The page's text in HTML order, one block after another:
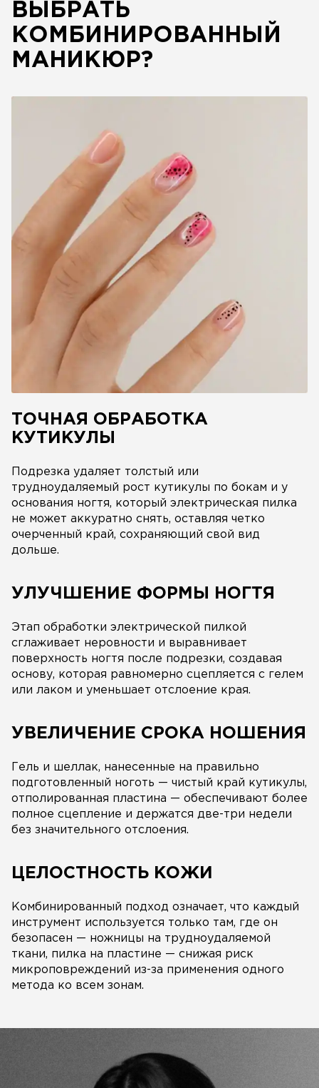
ВЫБРАТЬ
КОМБИНИРОВАННЫЙ
МАНИКЮР?
ТОЧНАЯ ОБРАБОТКА
КУТИКУЛЫ
Подрезка удаляет толстый или
трудноудаляемый рост кутикулы по бокам и у
основания ногтя, который электрическая пилка
не может аккуратно снять, оставляя четко
очерченный край, сохраняющий свой вид
дольше.
УЛУЧШЕНИЕ ФОРМЫ НОГТЯ
Этап обработки электрической пилкой
сглаживает неровности и выравнивает
поверхность ногтя после подрезки, создавая
основу, которая равномерно сцепляется с гелем
или лаком и уменьшает отслоение края.
УВЕЛИЧЕНИЕ СРОКА НОШЕНИЯ
Гель и шеллак, нанесенные на правильно
подготовленный ноготь — чистый край кутикулы,
отполированная пластина — обеспечивают более
полное сцепление и держатся две-три недели
без значительного отслоения.
ЦЕЛОСТНОСТЬ КОЖИ
Комбинированный подход означает, что каждый
инструмент используется только там, где он
безопасен — ножницы на трудноудаляемой
ткани, пилка на пластине — снижая риск
микроповреждений из-за применения одного
метода ко всем зонам.